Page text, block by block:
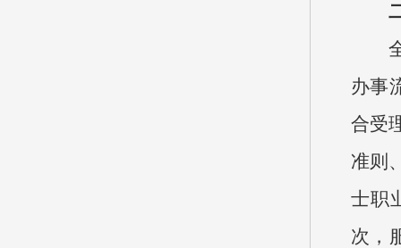
办事
合受
准则
士职
次，